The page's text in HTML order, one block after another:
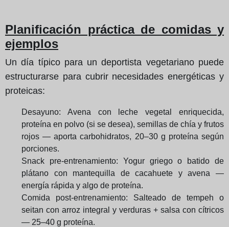
Planificación práctica de comidas y
ejemplos
Un día típico para un deportista vegetariano puede
estructurarse para cubrir necesidades energéticas y
proteicas:
Desayuno: Avena con leche vegetal enriquecida,
proteína en polvo (si se desea), semillas de chía y frutos
rojos — aporta carbohidratos, 20–30 g proteína según
porciones.
Snack pre-entrenamiento: Yogur griego o batido de
plátano con mantequilla de cacahuete y avena —
energía rápida y algo de proteína.
Comida post-entrenamiento: Salteado de tempeh o
seitan con arroz integral y verduras + salsa con cítricos
— 25–40 g proteína.